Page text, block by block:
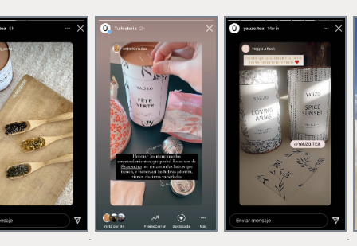
. .